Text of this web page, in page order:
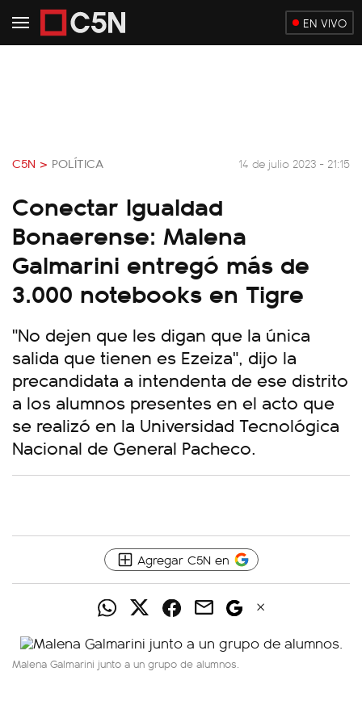
EN VIVO
C5N > POLÍTICA 14 de julio 2023 - 21:15
Conectar Igualdad
Bonaerense: Malena
Galmarini entregó más de
3.000 notebooks en Tigre
"No dejen que les digan que la única
salida que tienen es Ezeiza", dijo la
precandidata a intendenta de ese distrito
a los alumnos presentes en el acto que
se realizó en la Universidad Tecnológica
Nacional de General Pacheco.
Agregar C5N en
Malena Galmarini junto a un grupo de alumnos.